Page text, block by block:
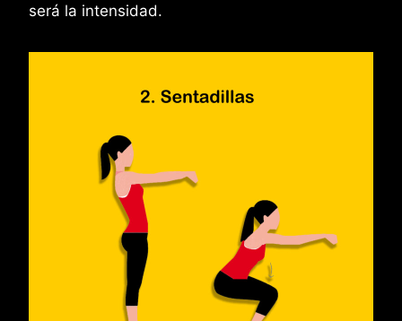
será la intensidad.